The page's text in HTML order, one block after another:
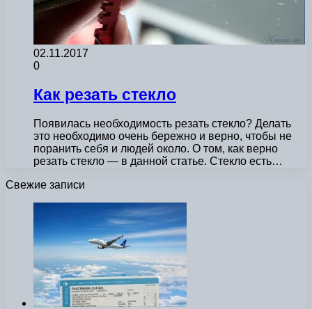
02.11.2017
0
Как резать стекло
Появилась необходимость резать стекло? Делать
это необходимо очень бережно и верно, чтобы не
поранить себя и людей около. О том, как верно
резать стекло — в данной статье. Стекло есть…
Свежие записи